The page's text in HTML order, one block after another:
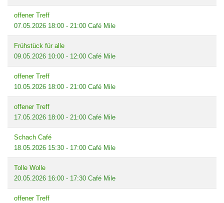
offener Treff
07.05.2026 18:00 - 21:00 Café Mile
Frühstück für alle
09.05.2026 10:00 - 12:00 Café Mile
offener Treff
10.05.2026 18:00 - 21:00 Café Mile
offener Treff
17.05.2026 18:00 - 21:00 Café Mile
Schach Café
18.05.2026 15:30 - 17:00 Café Mile
Tolle Wolle
20.05.2026 16:00 - 17:30 Café Mile
offener Treff